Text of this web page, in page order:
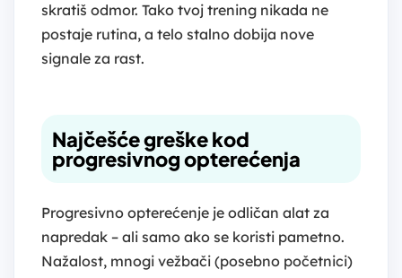
skratiš odmor. Tako tvoj trening nikada ne
postaje rutina, a telo stalno dobija nove
signale za rast.
Najčešće greške kod
progresivnog opterećenja
Progresivno opterećenje je odličan alat za
napredak – ali samo ako se koristi pametno.
Nažalost, mnogi vežbači (posebno početnici)